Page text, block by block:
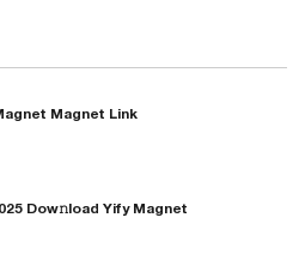
Magnet Link
Dow𝚗load Yify Magnet